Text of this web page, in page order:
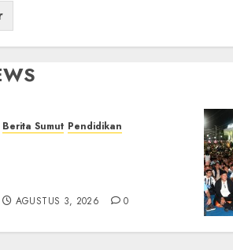
Berita Sumut Pendidikan
AGUSTUS 3, 2026 0